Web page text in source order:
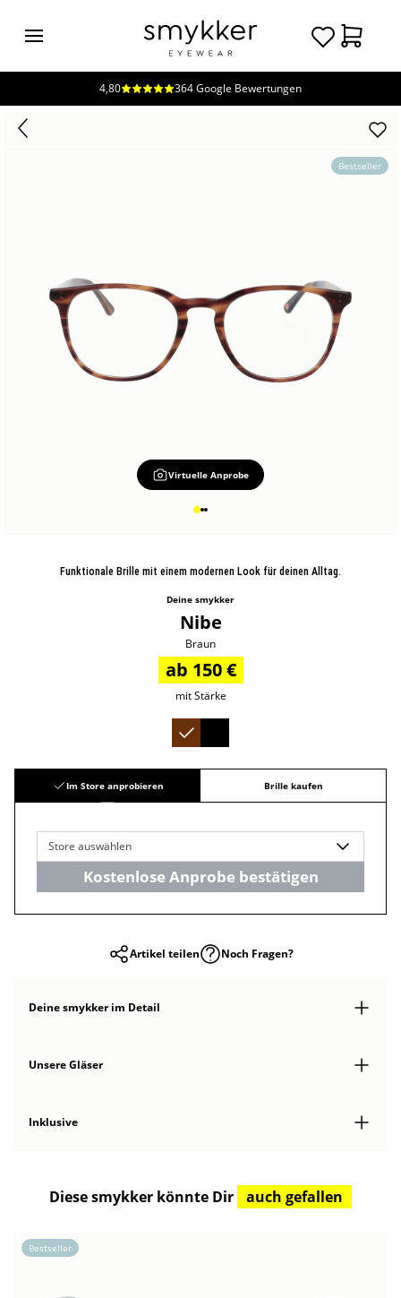
Login
Unsere
Preise
Kontakt
Kostenfreie Typberatung
4,80 364 Google Bewertungen
Virtuelle Anprobe
Bestseller
Funktionale Brille mit einem modernen Look für deinen Alltag.
Deine smykker
Nibe
Braun
ab 150 €
mit Stärke
Im Store anprobieren Brille kaufen
Store auswählen
Kostenlose Anprobe bestätigen
Artikel teilen Noch Fragen?
Deine smykkerim Detail
Unsere Gläser
Inklusive
Diese smykker könnte Dir auch gefallen
Bestseller